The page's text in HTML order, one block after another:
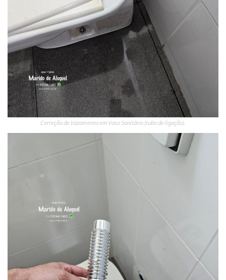
Correção de Vazamento em Vaso Sanitário (tubo de ligação).